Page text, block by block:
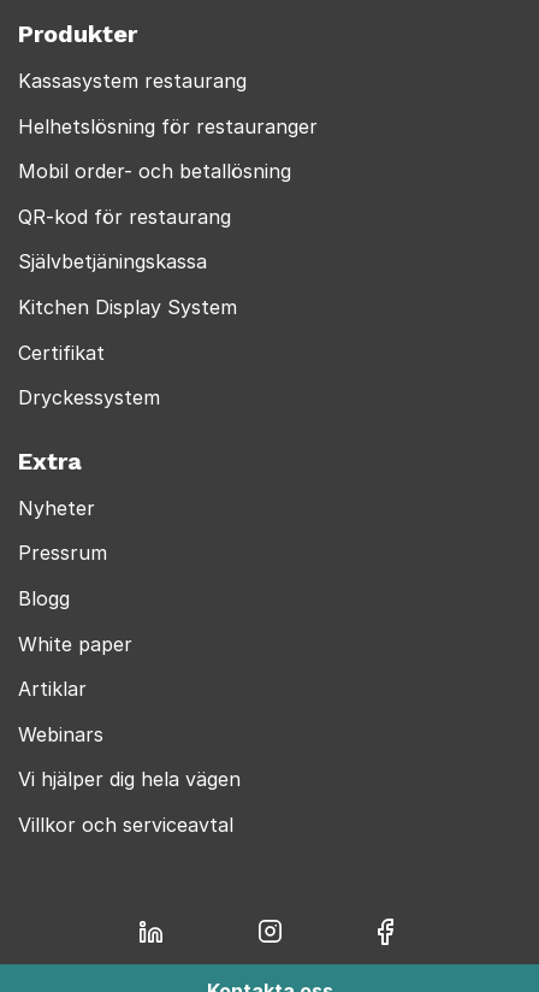
Produkter
Kassasystem restaurang
Helhetslösning för restauranger
Mobil order- och betallösning
QR-kod för restaurang
Självbetjäningskassa
Kitchen Display System
Certifikat
Dryckessystem
Extra
Nyheter
Pressrum
Blogg
White paper
Artiklar
Webinars
Vi hjälper dig hela vägen
Villkor och serviceavtal